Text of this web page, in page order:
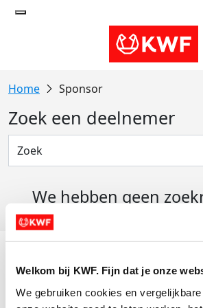
Welkom bij KWF. Fijn dat je onze
We gebruiken cookies en
Sponsor
Zoek een deelnemer
We hebben geen
Actiematerialen
Evenementen